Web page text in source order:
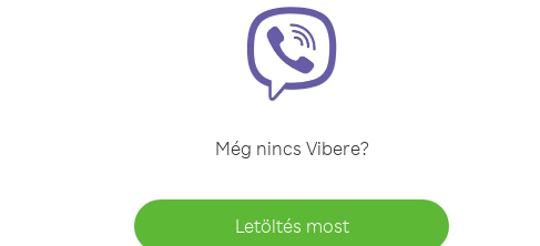
Még nincs Vibere?
Letöltés most